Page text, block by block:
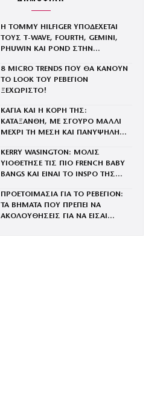
Η TOMMY HILFIGER ΥΠΟΔΕΧΕΤΑΙ
ΤΟΥΣ Τ-WAVE, FOURTH, GEMINI,
PHUWIN ΚΑΙ POND ΣΤΗΝ
8 MICRO TRENDS ΠΟΥ ΘΑ ΚΑΝΟΥΝ
ΤΟ LOOK ΤΟΥ ΡΕΒΕΓΙΟΝ
ΞΕΧΩΡΙΣΤΟ!
ΚΑΓΙΑ ΚΑΙ Η ΚΟΡΗ ΤΗΣ:
ΚΑΤΑΞΑΝΘΗ, ΜΕ ΣΓΟΥΡΟ ΜΑΛΛΙ
ΜΕΧΡΙ ΤΗ ΜΕΣΗ ΚΑΙ ΠΑΝΥΨΗΛΗ
KERRY WASINGTON: ΜΟΛΙΣ
ΥΙΟΘΕΤΗΣΕ ΤΙΣ ΠΙΟ FRENCH BABY
BANGS ΚΑΙ ΕΙΝΑΙ ΤΟ INSPO ΤΗΣ
ΠΡΟΕΤΟΙΜΑΣΙΑ ΓΙΑ ΤΟ ΡΕΒΕΓΙΟΝ:
ΤΑ ΒΗΜΑΤΑ ΠΟΥ ΠΡΕΠΕΙ ΝΑ
ΑΚΟΛΟΥΘΗΣΕΙΣ ΓΙΑ ΝΑ ΕΙΣΑΙ